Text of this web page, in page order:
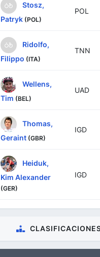
Stosz,
Patryk (POL)
POL
Ridolfo,
Filippo (ITA)
TNN
Wellens,
Tim (BEL)
UAD
Thomas,
Geraint (GBR)
IGD
Heiduk,
Kim Alexander
(GER)
IGD